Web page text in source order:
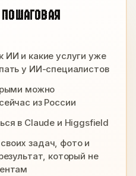
ПОШАГОВАЯ
ИИ и какие услуги уже
у ИИ-специалистов
можно
из России
в Claude и Higgsfield
задач, фото и
который не